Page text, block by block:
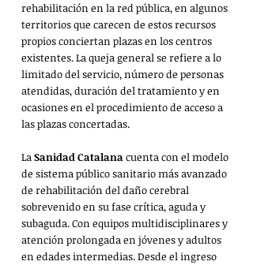
rehabilitación en la red pública, en algunos
territorios que carecen de estos recursos
propios conciertan plazas en los centros
existentes. La queja general se refiere a lo
limitado del servicio, número de personas
atendidas, duración del tratamiento y en
ocasiones en el procedimiento de acceso a
las plazas concertadas.
La Sanidad Catalana cuenta con el modelo
de sistema público sanitario más avanzado
de rehabilitación del daño cerebral
sobrevenido en su fase crítica, aguda y
subaguda. Con equipos multidisciplinares y
atención prolongada en jóvenes y adultos
en edades intermedias. Desde el ingreso